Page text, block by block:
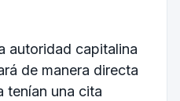
autoridad capitalina
de manera directa
tenían una cita